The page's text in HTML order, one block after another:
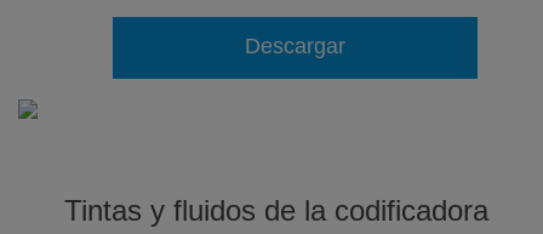
Descargar
Tintas y fluidos de la codificadora